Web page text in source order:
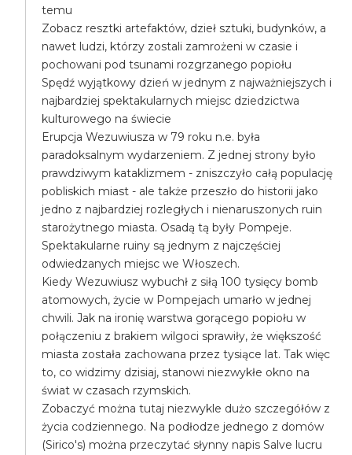
temu
Zobacz resztki artefaktów, dzieł sztuki, budynków, a
nawet ludzi, którzy zostali zamrożeni w czasie i
pochowani pod tsunami rozgrzanego popiołu
Spędź wyjątkowy dzień w jednym z najważniejszych i
najbardziej spektakularnych miejsc dziedzictwa
kulturowego na świecie
Erupcja Wezuwiusza w 79 roku n.e. była
paradoksalnym wydarzeniem. Z jednej strony było
prawdziwym kataklizmem - zniszczyło całą populację
pobliskich miast - ale także przeszło do historii jako
jedno z najbardziej rozległych i nienaruszonych ruin
starożytnego miasta. Osadą tą były Pompeje.
Spektakularne ruiny są jednym z najczęściej
odwiedzanych miejsc we Włoszech.
Kiedy Wezuwiusz wybuchł z siłą 100 tysięcy bomb
atomowych, życie w Pompejach umarło w jednej
chwili. Jak na ironię warstwa gorącego popiołu w
połączeniu z brakiem wilgoci sprawiły, że większość
miasta została zachowana przez tysiące lat. Tak więc
to, co widzimy dzisiaj, stanowi niezwykłe okno na
świat w czasach rzymskich.
Zobaczyć można tutaj niezwykle dużo szczegółów z
życia codziennego. Na podłodze jednego z domów
(Sirico's) można przeczytać słynny napis Salve lucru